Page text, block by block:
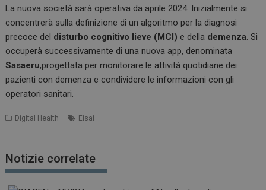
La nuova società sarà operativa da aprile 2024. Inizialmente si
concentrerà sulla definizione di un algoritmo per la diagnosi
precoce del disturbo cognitivo lieve (MCI) e della demenza. Si
occuperà successivamente di una nuova app, denominata
Sasaeru,progettata per monitorare le attività quotidiane dei
pazienti con demenza e condividere le informazioni con gli
operatori sanitari.
Digital Health Eisai
Notizie correlate